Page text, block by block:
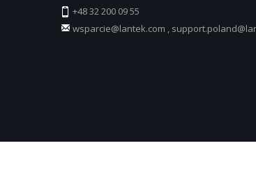
+48 32 200 09 55
wsparcie@lantek.com ,